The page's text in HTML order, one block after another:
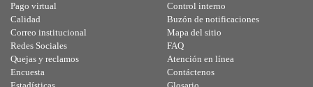
Pago virtual
Calidad
Control interno
Buzón de notificaciones
Correo institucional
Redes Sociales
Quejas y reclamos
Encuesta
Mapa del sitio
FAQ
Atención en línea
Contáctenos